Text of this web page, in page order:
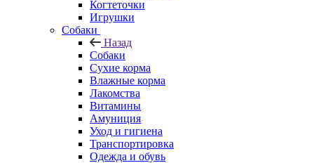
Когтеточки
Игрушки
Собаки
Назад
Собаки
Сухие корма
Влажные корма
Лакомства
Витамины
Амуниция
Уход и гигиена
Транспортировка
Одежда и обувь